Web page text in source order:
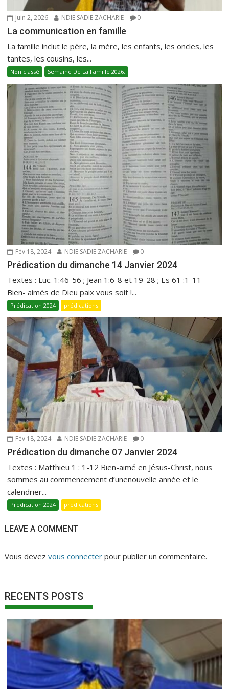
Juin 2, 2026 NDIE SADIE ZACHARIE 0
La communication en famille
La famille inclut le père, la mère, les enfants, les oncles, les
tantes, les cousins, les...
Non classé Semaine De La Famille 2026.
Fév 18, 2024 NDIE SADIE ZACHARIE 0
Prédication du dimanche 14 Janvier 2024
Textes : Luc. 1:46-56 ; Jean 1:6-8 et 19-28 ; Es 61 :1-11
Bien- aimés de Dieu paix vous soit !...
Prédication 2024 prédications
Fév 18, 2024 NDIE SADIE ZACHARIE 0
Prédication du dimanche 07 Janvier 2024
Textes : Matthieu 1 : 1-12 Bien-aimé en Jésus-Christ, nous
sommes au commencement d’unenouvelle année et le
calendrier...
Prédication 2024 prédications
LEAVE A COMMENT
Vous devezvous connecter pour publier un commentaire.
RECENTS POSTS